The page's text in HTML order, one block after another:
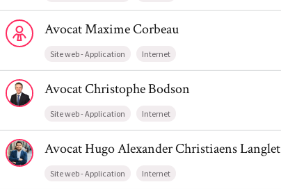
Voir le profil de AvocatMaxime Corbeau
AvocatMaximeCorbeau
Site web - Application Internet
Voir le profil de AvocatChristophe Bodson
AvocatChristopheBodson
Site web - Application Internet
Voir le profil de AvocatHugo Alexander Christiaens Langlet
AvocatHugo AlexanderChristiaens Langlet
Site web - Application Internet